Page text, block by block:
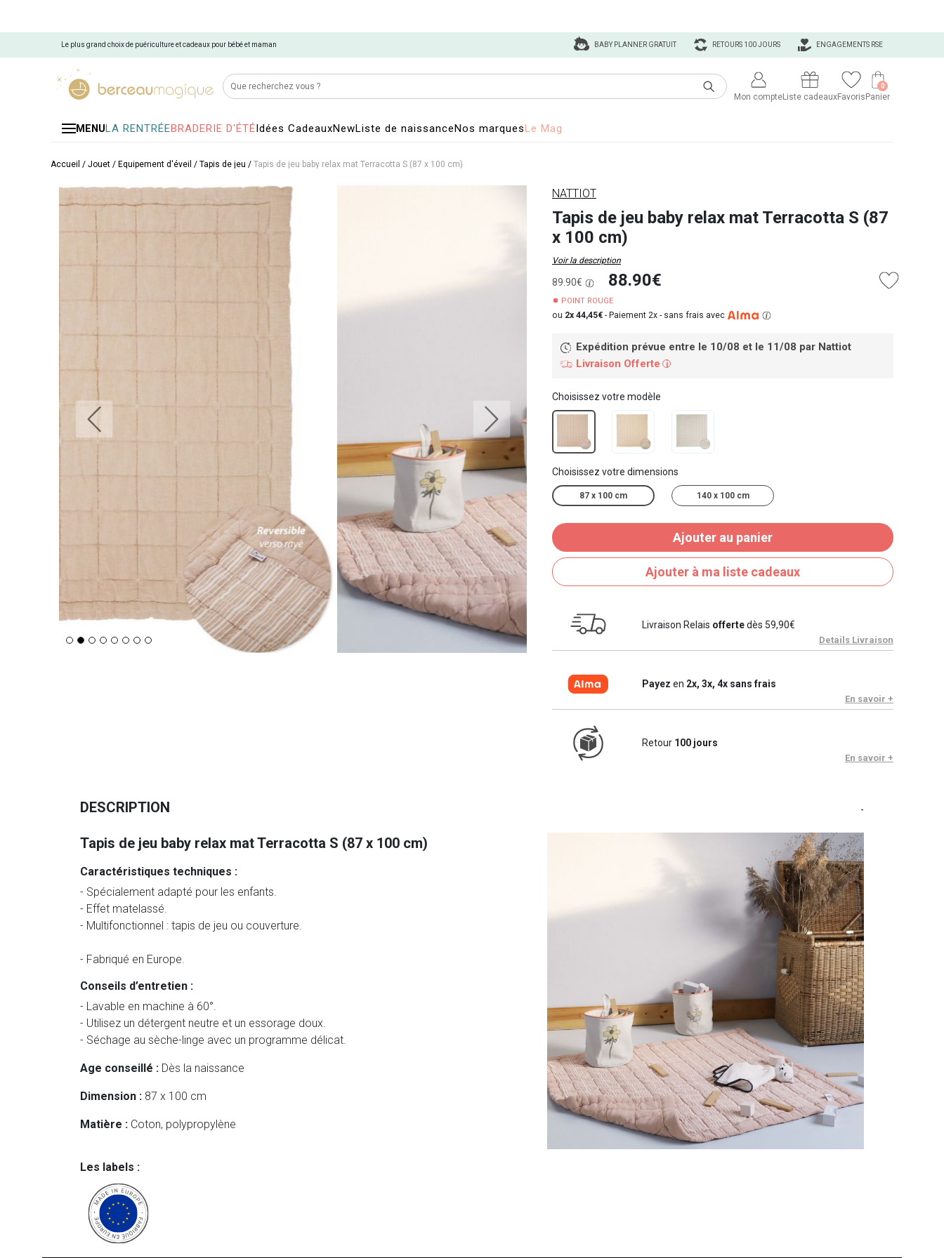
Le plus grand choix de puériculture et cadeaux pour bébé et maman ENGAGEMENTS RSE
RETOURS 100 JOURS
BABY PLANNER GRATUIT
Mon compteListe cadeauxFavoris Panier
0
MENULA RENTRÉEBRADERIE D'ÉTÉIdées CadeauxNewListe de naissanceNos marquesLe Mag
Accueil / Jouet / Équipement d'éveil / Tapis de jeu / Tapis de jeu baby relax mat Terracotta S (87 x 100 cm)
NATTIOT
Tapis de jeu baby relax mat Terracotta S (87
x 100 cm)
Voir la description
89.90€ 88.90€
POINT ROUGE
ou 2x 44,45€ - Paiement 2x -sans frais avec
Expédition prévue entre le 10/08 et le 11/08 par Nattiot
Livraison Offerte
i
Choisissez votre modèle
Choisissez votre dimensions
87 x 100 cm 140 x 100 cm
Ajouter au panier
Ajouter à ma liste cadeaux
Livraison Relais offertedès 59,90€
Details Livraison
Payez en 2x, 3x, 4x sans frais
En savoir +
Retour 100 jours
En savoir +
DESCRIPTION -
Tapis de jeu baby relax mat Terracotta S (87 x 100 cm)
Caractéristiques techniques :
- Spécialement adapté pour les enfants.
- Effet matelassé.
- Multifonctionnel : tapis de jeu ou couverture.
- Fabriqué en Europe.
Conseils d’entretien :
- Lavable en machine à 60°.
- Utilisez un détergent neutre et un essorage doux.
- Séchage au sèche-linge avec un programme délicat.
Age conseillé : Dès la naissance
Dimension : 87 x 100 cm
Matière : Coton, polypropylène
Les labels :